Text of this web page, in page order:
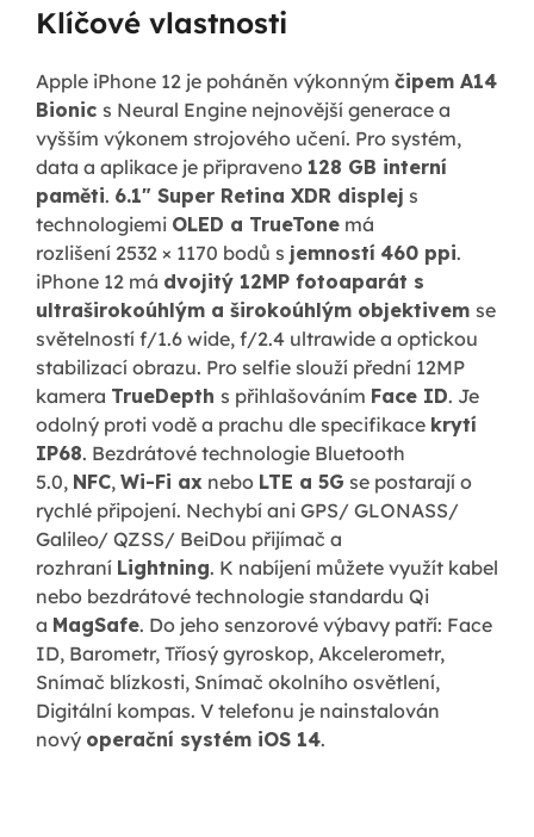
Klíčové vlastnosti
Apple iPhone 12 je poháněn výkonným čipem A14
Bionic s Neural Engine nejnovější generace a
vyšším výkonem strojového učení. Pro systém,
data a aplikace je připraveno 128 GB interní
paměti. 6.1" Super Retina XDR displej s
technologiemi OLED a TrueTone má
rozlišení 2532 × 1170 bodů s jemností 460 ppi.
iPhone 12 má dvojitý 12MP fotoaparát s
ultraširokoúhlým a širokoúhlým objektivem se
světelností f/1.6 wide, f/2.4 ultrawide a optickou
stabilizací obrazu. Pro selfie slouží přední 12MP
kamera TrueDepth s přihlašováním Face ID. Je
odolný proti vodě a prachu dle specifikace krytí
IP68. Bezdrátové technologie Bluetooth
5.0, NFC, Wi-Fi ax nebo LTE a 5G se postarají o
rychlé připojení. Nechybí ani GPS/ GLONASS/
Galileo/ QZSS/ BeiDou přijímač a
rozhraní Lightning. K nabíjení můžete využít kabel
nebo bezdrátové technologie standardu Qi
a MagSafe. Do jeho senzorové výbavy patří: Face
ID, Barometr, Tříosý gyroskop, Akcelerometr,
Snímač blízkosti, Snímač okolního osvětlení,
Digitální kompas. V telefonu je nainstalován
nový operační systém iOS 14.